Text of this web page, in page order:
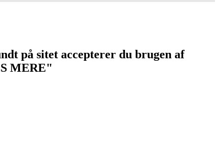
på sitet accepterer du brugen af
MERE"